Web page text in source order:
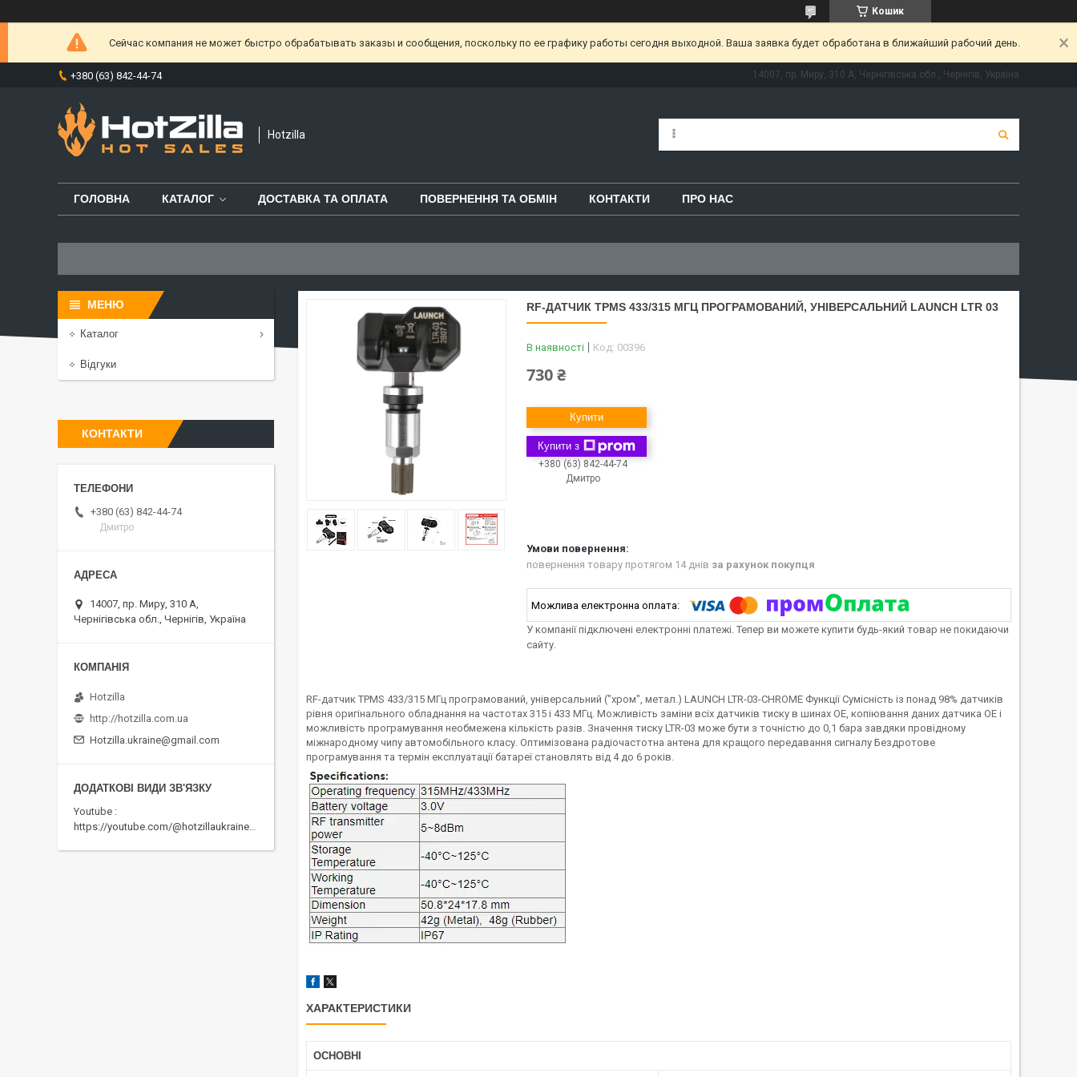
Кошик
Сейчас компания не может быстро обрабатывать заказы и сообщения, поскольку по ее графику работы сегодня выходной. Ваша заявка будет обработана в ближайший рабочий день.
+380 (63) 842-44-74 14007, пр. Миру, 310 А, Чернігівська обл., Чернігів, Україна
Hotzilla
ГОЛОВНА КАТАЛОГ ДОСТАВКА ТА ОПЛАТА ПОВЕРНЕННЯ ТА ОБМІН КОНТАКТИ ПРО НАС
RF-ДАТЧИК TPMS 433/315 МГЦ ПРОГРАМОВАНИЙ, УНІВЕРСАЛЬНИЙ LAUNCH LTR 03
В наявності Код: 00396
730 ₴
Купити
Купити з
+380 (63) 842-44-74
Дмитро
повернення товару протягом 14 днів за рахунок покупця
У компанії підключені електронні платежі. Тепер ви можете купити будь-який товар не покидаючи
сайту.
RF-датчик TPMS 433/315 МГц програмований, універсальний ("хром", метал.) LAUNCH LTR-03-CHROME Функції Сумісність із понад 98% датчиків
рівня оригінального обладнання на частотах 315 і 433 МГц. Можливість заміни всіх датчиків тиску в шинах OE, копіювання даних датчика OE і
можливість програмування необмежена кількість разів. Значення тиску LTR-03 може бути з точністю до 0,1 бара завдяки провідному
міжнародному чипу автомобільного класу. Оптимізована радіочастотна антена для кращого передавання сигналу Бездротове
програмування та термін експлуатації батареї становлять від 4 до 6 років.
ХАРАКТЕРИСТИКИ
ОСНОВНІ
Каталог
Відгуки
КОНТАКТИ
+380 (63) 842-44-74
Дмитро
14007, пр. Миру, 310 А,
Чернігівська обл., Чернігів, Україна
Hotzilla
http://hotzilla.com.ua
Hotzilla.ukraine@gmail.com
Youtube
https://youtube.com/@hotzillaukraine818